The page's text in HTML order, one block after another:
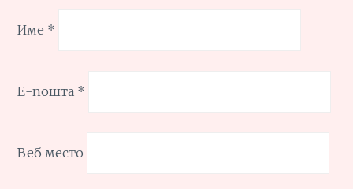
Име *
Е-пошта *
Веб место